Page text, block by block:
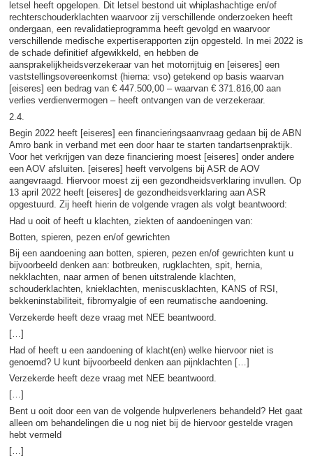
letsel heeft opgelopen. Dit letsel bestond uit whiplashachtige en/of
rechterschouderklachten waarvoor zij verschillende onderzoeken heeft
ondergaan, een revalidatieprogramma heeft gevolgd en waarvoor
verschillende medische expertiserapporten zijn opgesteld. In mei 2022 is
de schade definitief afgewikkeld, en hebben de
aansprakelijkheidsverzekeraar van het motorrijtuig en [eiseres] een
vaststellingsovereenkomst (hierna: vso) getekend op basis waarvan
[eiseres] een bedrag van € 447.500,00 – waarvan € 371.816,00 aan
verlies verdienvermogen – heeft ontvangen van de verzekeraar.
2.4.
Begin 2022 heeft [eiseres] een financieringsaanvraag gedaan bij de ABN
Amro bank in verband met een door haar te starten tandartsenpraktijk.
Voor het verkrijgen van deze financiering moest [eiseres] onder andere
een AOV afsluiten. [eiseres] heeft vervolgens bij ASR de AOV
aangevraagd. Hiervoor moest zij een gezondheidsverklaring invullen. Op
13 april 2022 heeft [eiseres] de gezondheidsverklaring aan ASR
opgestuurd. Zij heeft hierin de volgende vragen als volgt beantwoord:
Had u ooit of heeft u klachten, ziekten of aandoeningen van:
Botten, spieren, pezen en/of gewrichten
Bij een aandoening aan botten, spieren, pezen en/of gewrichten kunt u
bijvoorbeeld denken aan: botbreuken, rugklachten, spit, hernia,
nekklachten, naar armen of benen uitstralende klachten,
schouderklachten, knieklachten, meniscusklachten, KANS of RSI,
bekkeninstabiliteit, fibromyalgie of een reumatische aandoening.
Verzekerde heeft deze vraag met NEE beantwoord.
[…]
Had of heeft u een aandoening of klacht(en) welke hiervoor niet is
genoemd? U kunt bijvoorbeeld denken aan pijnklachten […]
Verzekerde heeft deze vraag met NEE beantwoord.
[…]
Bent u ooit door een van de volgende hulpverleners behandeld? Het gaat
alleen om behandelingen die u nog niet bij de hiervoor gestelde vragen
hebt vermeld
[…]